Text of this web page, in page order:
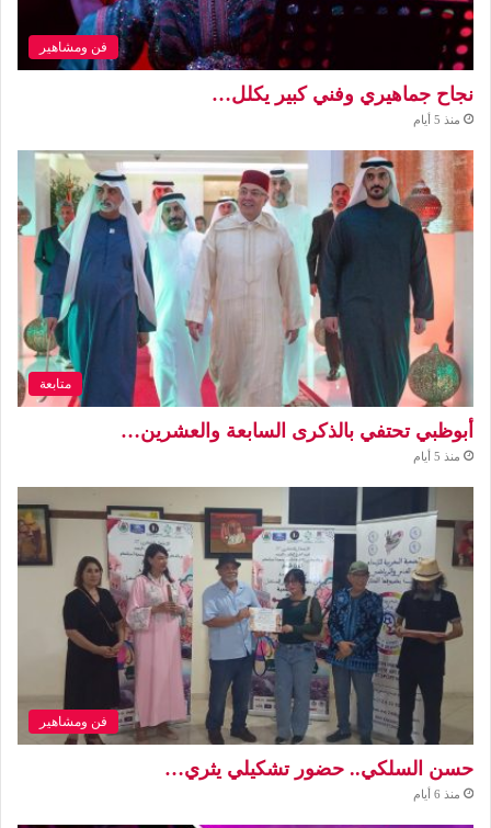
فن ومشاهير
نجاح جماهيري وفني كبير يكلل…
منذ 5 أيام
متابعة
أبوظبي تحتفي بالذكرى السابعة والعشرين…
منذ 5 أيام
فن ومشاهير
حسن السلكي.. حضور تشكيلي يثري…
منذ 6 أيام